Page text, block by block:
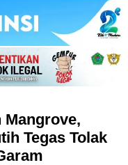
Mangrove,
Tegas Tolak